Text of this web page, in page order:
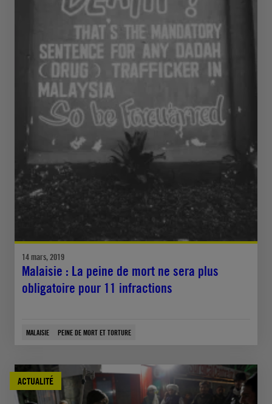
14 mars, 2019
Malaisie : La peine de mort ne sera plus
obligatoire pour 11 infractions
MALAISIE PEINE DE MORT ET TORTURE
ACTUALITÉ